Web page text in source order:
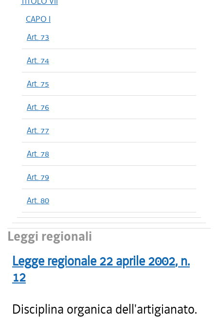
CAPO I
Art. 73
Art. 74
Art. 75
Art. 76
Art. 77
Art. 78
Art. 79
Art. 80
Leggi regionali
Legge regionale 22 aprile 2002, n.
12
Disciplina organica dell'artigianato.